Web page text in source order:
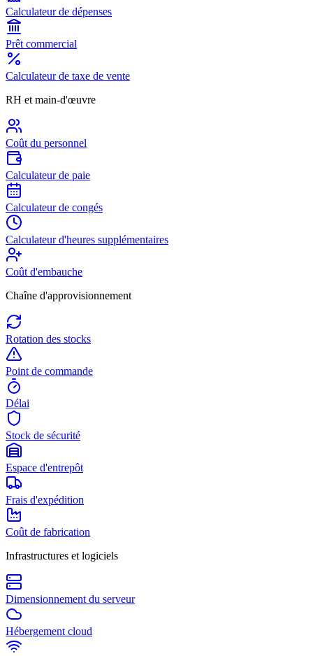
Calculateur de dépenses
Prêt commercial
Calculateur de taxe de vente
RH et main-d'œuvre
Coût du personnel
Calculateur de paie
Calculateur de congés
Calculateur d'heures supplémentaires
Coût d'embauche
Chaîne d'approvisionnement
Rotation des stocks
Point de commande
Délai
Stock de sécurité
Espace d'entrepôt
Frais d'expédition
Coût de fabrication
Infrastructures et logiciels
Dimensionnement du serveur
Hébergement cloud